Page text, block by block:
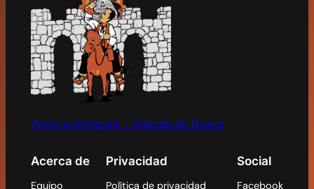
Peña la Amistad – Aranda de Duero
Acerca de
Equipo
Privacidad
Política de privacidad
Social
Facebook